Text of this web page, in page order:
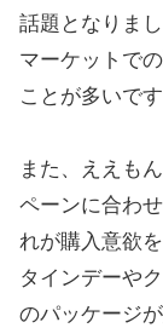
話題となりま
マーケットで
ことが多いです
また、ええも
ペーンに合わ
れが購入意欲
タインデーや
のパッケージ